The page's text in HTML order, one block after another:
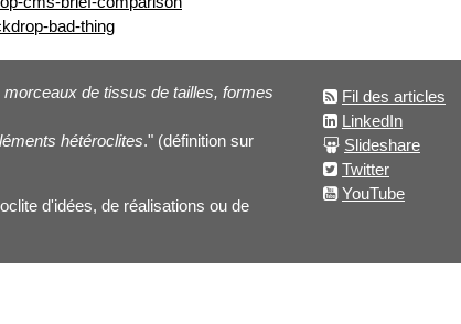
bad-thing
de tissus de tailles, formes
hétéroclites." (définition sur
d'idées, de réalisations ou de
Fil des articles
LinkedIn
Slideshare
Twitter
YouTube